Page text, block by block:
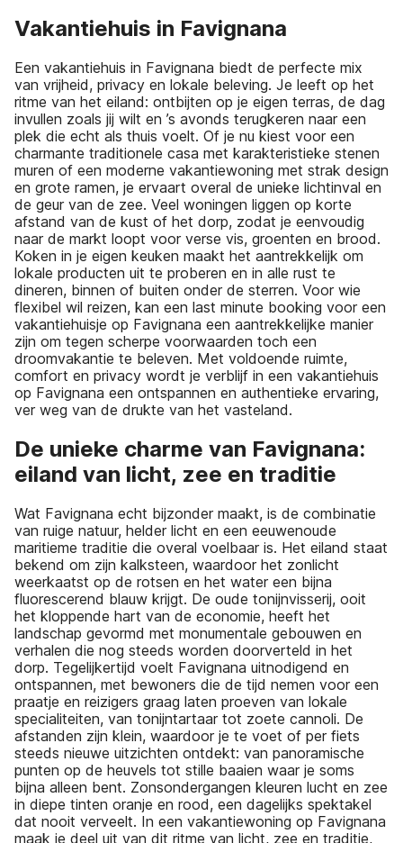
Vakantiehuis in Favignana
Een vakantiehuis in Favignana biedt de perfecte mix
van vrijheid, privacy en lokale beleving. Je leeft op het
ritme van het eiland: ontbijten op je eigen terras, de dag
invullen zoals jij wilt en ’s avonds terugkeren naar een
plek die echt als thuis voelt. Of je nu kiest voor een
charmante traditionele casa met karakteristieke stenen
muren of een moderne vakantiewoning met strak design
en grote ramen, je ervaart overal de unieke lichtinval en
de geur van de zee. Veel woningen liggen op korte
afstand van de kust of het dorp, zodat je eenvoudig
naar de markt loopt voor verse vis, groenten en brood.
Koken in je eigen keuken maakt het aantrekkelijk om
lokale producten uit te proberen en in alle rust te
dineren, binnen of buiten onder de sterren. Voor wie
flexibel wil reizen, kan een last minute booking voor een
vakantiehuisje op Favignana een aantrekkelijke manier
zijn om tegen scherpe voorwaarden toch een
droomvakantie te beleven. Met voldoende ruimte,
comfort en privacy wordt je verblijf in een vakantiehuis
op Favignana een ontspannen en authentieke ervaring,
ver weg van de drukte van het vasteland.
De unieke charme van Favignana:
eiland van licht, zee en traditie
Wat Favignana echt bijzonder maakt, is de combinatie
van ruige natuur, helder licht en een eeuwenoude
maritieme traditie die overal voelbaar is. Het eiland staat
bekend om zijn kalksteen, waardoor het zonlicht
weerkaatst op de rotsen en het water een bijna
fluorescerend blauw krijgt. De oude tonijnvisserij, ooit
het kloppende hart van de economie, heeft het
landschap gevormd met monumentale gebouwen en
verhalen die nog steeds worden doorverteld in het
dorp. Tegelijkertijd voelt Favignana uitnodigend en
ontspannen, met bewoners die de tijd nemen voor een
praatje en reizigers graag laten proeven van lokale
specialiteiten, van tonijntartaar tot zoete cannoli. De
afstanden zijn klein, waardoor je te voet of per fiets
steeds nieuwe uitzichten ontdekt: van panoramische
punten op de heuvels tot stille baaien waar je soms
bijna alleen bent. Zonsondergangen kleuren lucht en zee
in diepe tinten oranje en rood, een dagelijks spektakel
dat nooit verveelt. In een vakantiewoning op Favignana
maak je deel uit van dit ritme van licht, zee en traditie,